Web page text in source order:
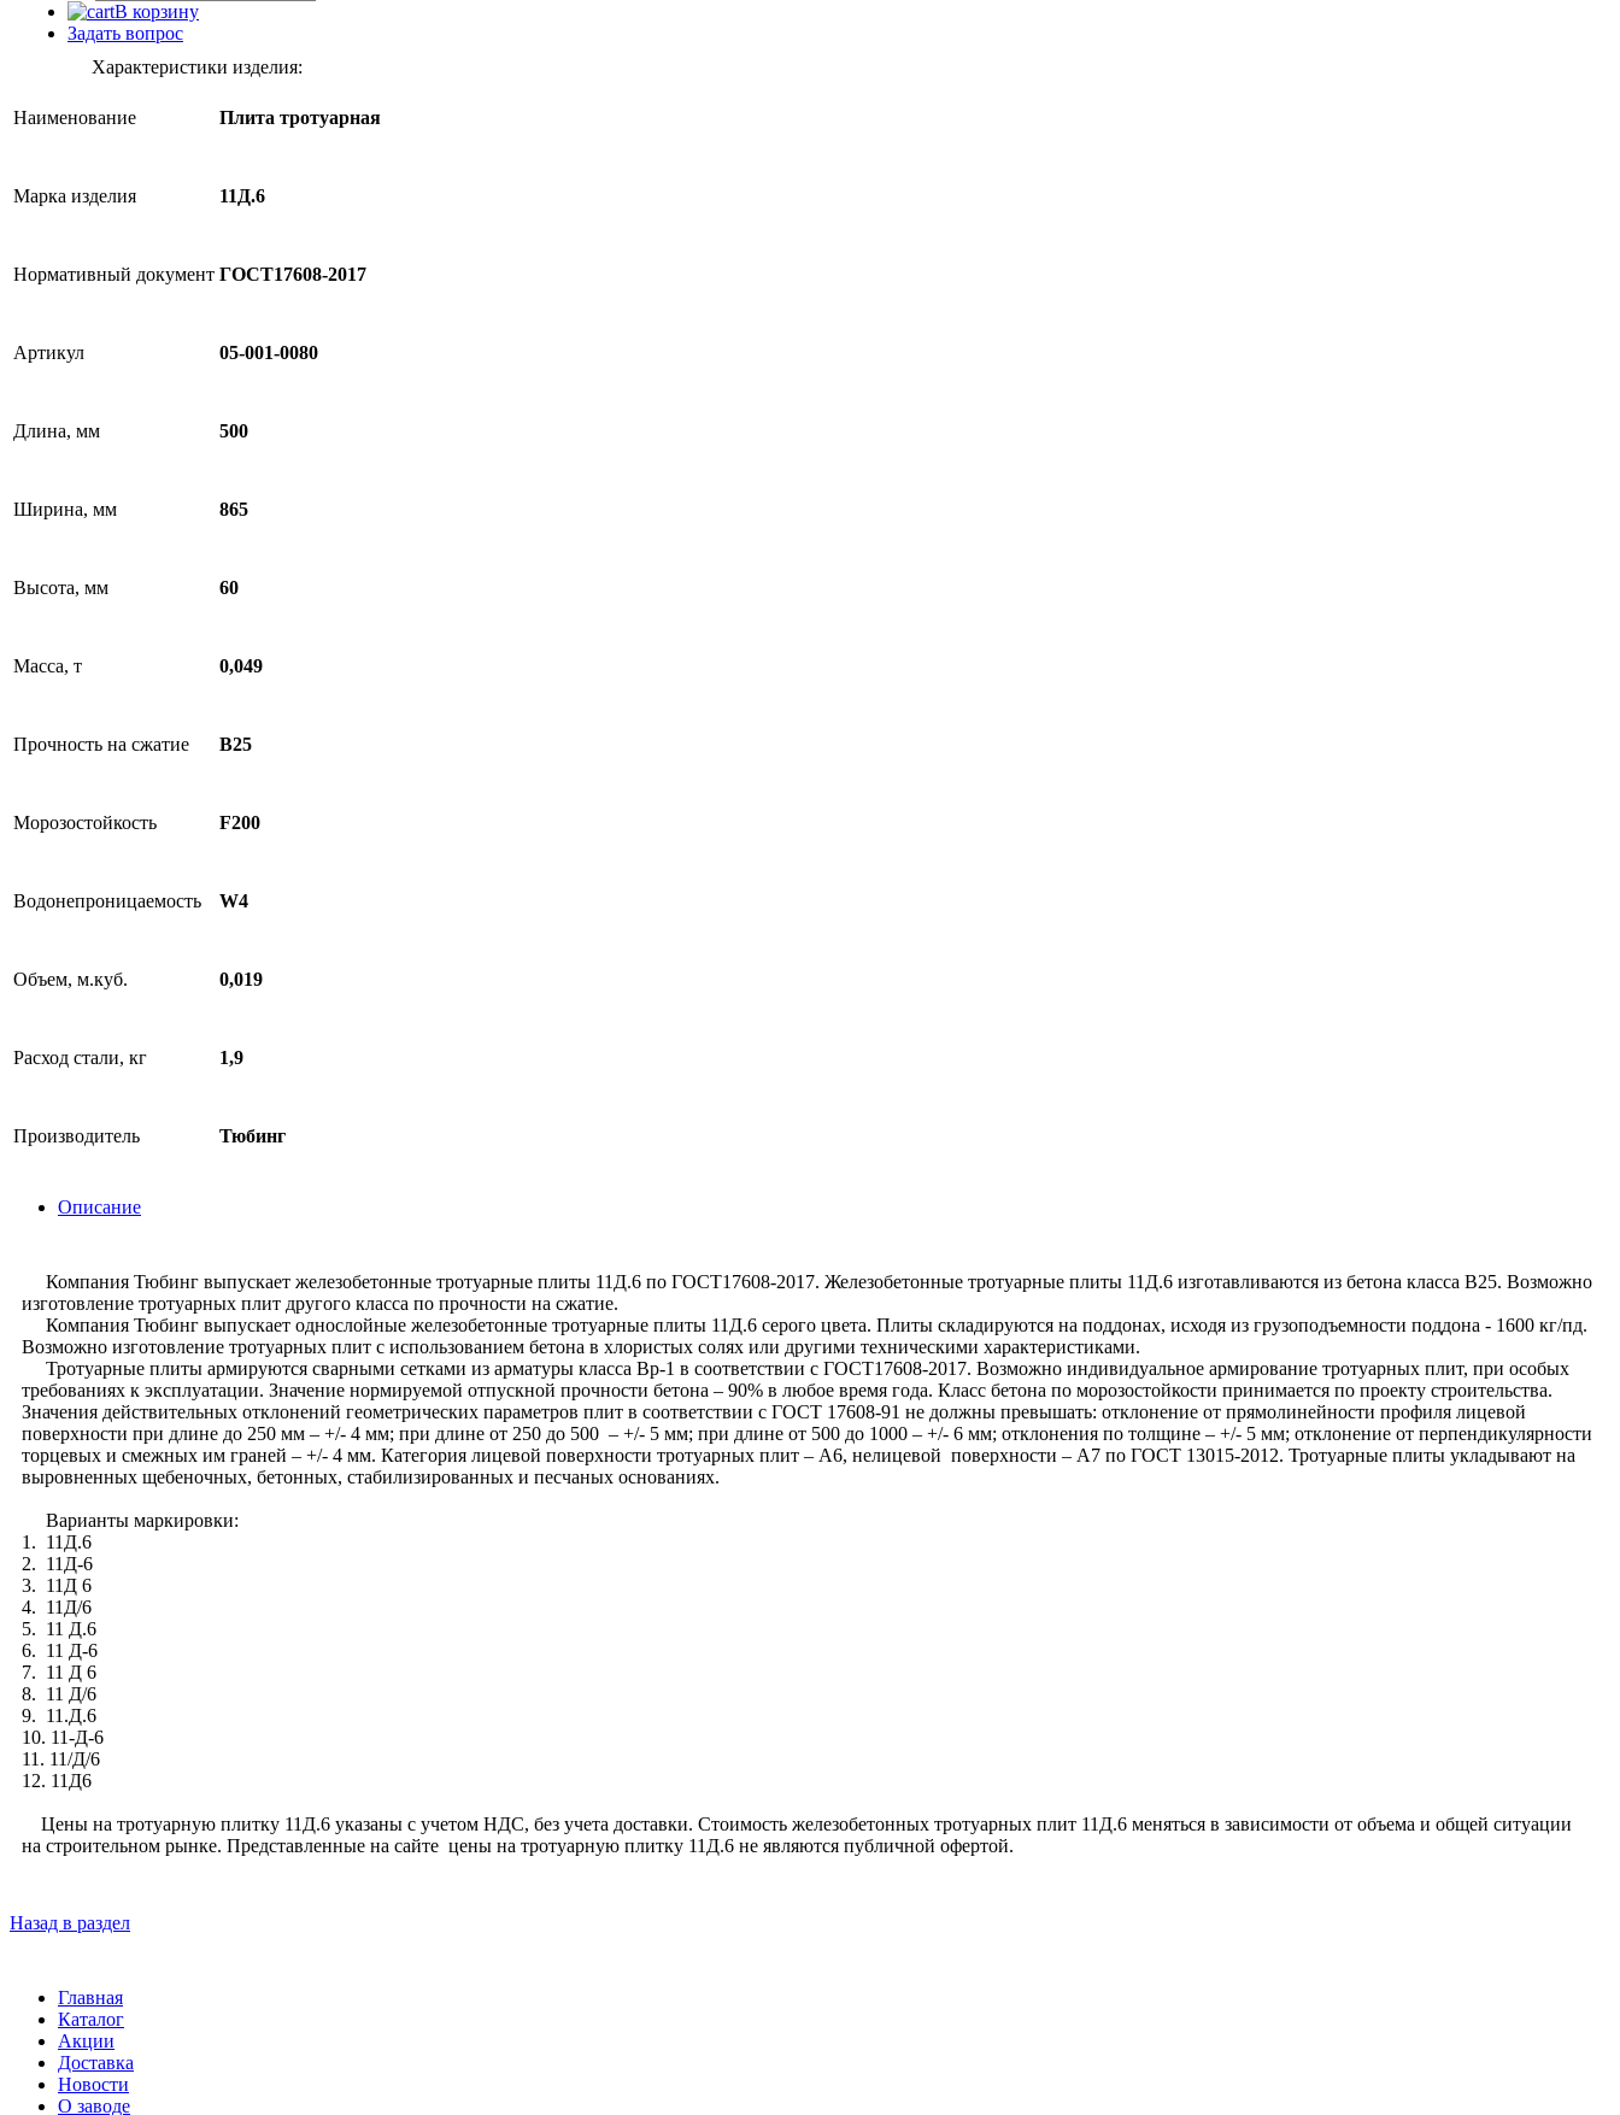
В корзину
Задать вопрос
Характеристики изделия:
Наименование Плита тротуарная
Марка изделия 11Д.6
Нормативный документ ГОСТ17608-2017
Артикул 05-001-0080
Длина, мм 500
Ширина, мм 865
Высота, мм 60
Масса, т 0,049
Прочность на сжатие B25
Морозостойкость F200
Водонепроницаемость W4
Объем, м.куб. 0,019
Расход стали, кг 1,9
Производитель Тюбинг
Описание
Компания Тюбинг выпускает железобетонные тротуарные плиты 11Д.6 по ГОСТ17608-2017. Железобетонные тротуарные плиты 11Д.6 изготавливаются из бетона класса В25. Возможно
изготовление тротуарных плит другого класса по прочности на сжатие.
Компания Тюбинг выпускает однослойные железобетонные тротуарные плиты 11Д.6 серого цвета. Плиты складируются на поддонах, исходя из грузоподъемности поддона - 1600 кг/пд.
Возможно изготовление тротуарных плит с использованием бетона в хлористых солях или другими техническими характеристиками.
Тротуарные плиты армируются сварными сетками из арматуры класса Вр-1 в соответствии с ГОСТ17608-2017. Возможно индивидуальное армирование тротуарных плит, при особых
требованиях к эксплуатации. Значение нормируемой отпускной прочности бетона – 90% в любое время года. Класс бетона по морозостойкости принимается по проекту строительства.
Значения действительных отклонений геометрических параметров плит в соответствии с ГОСТ 17608-91 не должны превышать: отклонение от прямолинейности профиля лицевой
поверхности при длине до 250 мм – +/- 4 мм; при длине от 250 до 500 – +/- 5 мм; при длине от 500 до 1000 – +/- 6 мм; отклонения по толщине – +/- 5 мм; отклонение от перпендикулярности
торцевых и смежных им граней – +/- 4 мм. Категория лицевой поверхности тротуарных плит – А6, нелицевой поверхности – А7 по ГОСТ 13015-2012. Тротуарные плиты укладывают на
выровненных щебеночных, бетонных, стабилизированных и песчаных основаниях.
Варианты маркировки:
1. 11Д.6
2. 11Д-6
3. 11Д 6
4. 11Д/6
5. 11 Д.6
6. 11 Д-6
7. 11 Д 6
8. 11 Д/6
9. 11.Д.6
10. 11-Д-6
11. 11/Д/6
12. 11Д6
Цены на тротуарную плитку 11Д.6 указаны с учетом НДС, без учета доставки. Стоимость железобетонных тротуарных плит 11Д.6 меняться в зависимости от объема и общей ситуации
на строительном рынке. Представленные на сайте цены на тротуарную плитку 11Д.6 не являются публичной офертой.
Назад в раздел
Главная
Каталог
Акции
Доставка
Новости
О заводе